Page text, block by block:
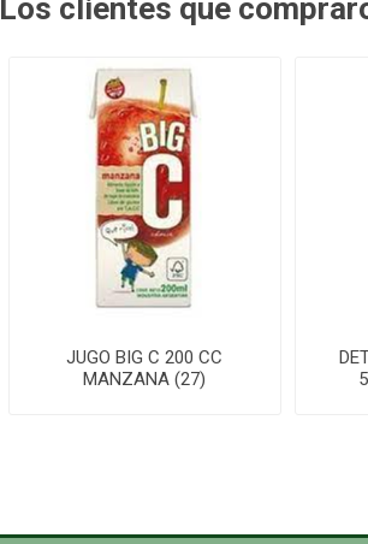
Los clientes que
JUGO BIG C 200 CC
MANZANA (27)